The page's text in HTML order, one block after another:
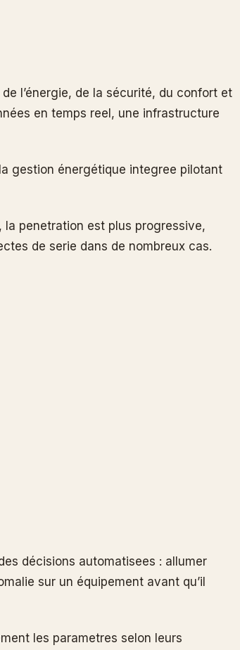
l’énergie, de la sécurité, du confort et
en temps reel, une infrastructure
gestion énergétique integree pilotant
penetration est plus progressive,
de serie dans de nombreux cas.
décisions automatisees : allumer
sur un équipement avant qu’il
les parametres selon leurs